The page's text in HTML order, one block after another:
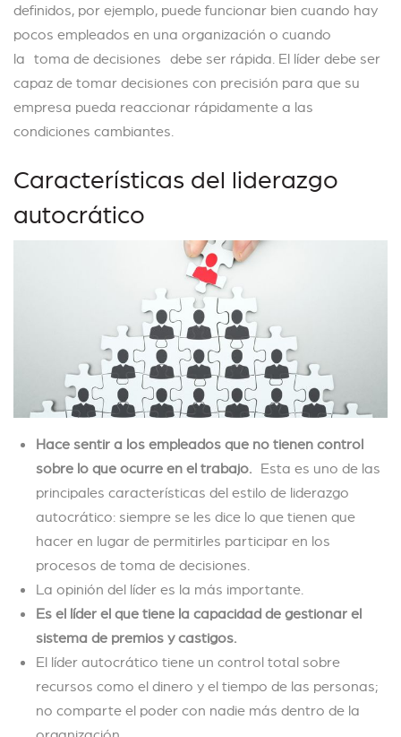
definidos, por ejemplo, puede funcionar bien cuando hay
pocos empleados en una organización o cuando
la toma de decisiones debe ser rápida. El líder debe ser
capaz de tomar decisiones con precisión para que su
empresa pueda reaccionar rápidamente a las
condiciones cambiantes.
Características del liderazgo
autocrático
Hace sentir a los empleados que no tienen control
sobre lo que ocurre en el trabajo. Esta es uno de las
principales características del estilo de liderazgo
autocrático: siempre se les dice lo que tienen que
hacer en lugar de permitirles participar en los
procesos de toma de decisiones.
La opinión del líder es la más importante.
Es el líder el que tiene la capacidad de gestionar el
sistema de premios y castigos.
El líder autocrático tiene un control total sobre
recursos como el dinero y el tiempo de las personas;
no comparte el poder con nadie más dentro de la